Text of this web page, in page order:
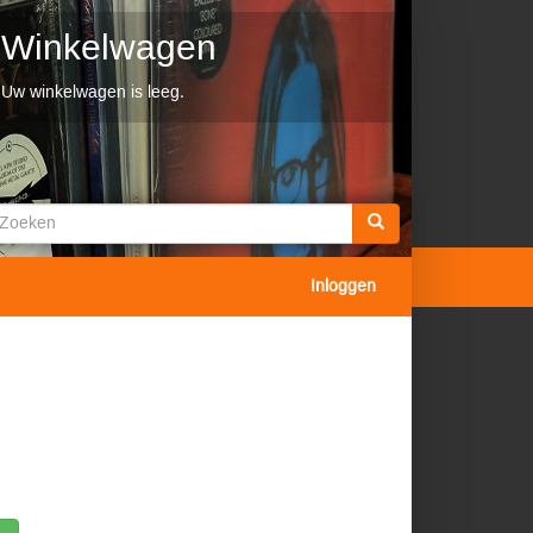
Winkelwagen
Uw winkelwagen is leeg.
Inloggen